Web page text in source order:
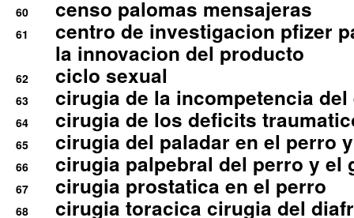
60 censo palomas mensajeras
61
centro de investigacion pfizer
la innovacion del producto
62 ciclo sexual
63 cirugia de la incompetencia
64 cirugia de los deficits
65 cirugia del paladar en el perro
66 cirugia palpebral del perro y el
67 cirugia prostatica en el perro
68 cirugia toracica cirugia del